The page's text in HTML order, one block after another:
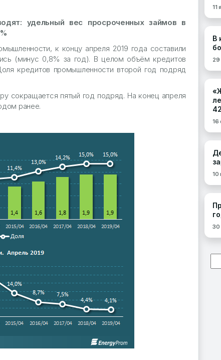
удельный вес просроченных займов в
к концу апреля 2019 года составили
(минус 0,8% за год). В целом объём кредитов
кредитов промышленности второй год подряд
сокращается пятый год подряд. На конец апреля
ранее.
11
В
29
16
10
30